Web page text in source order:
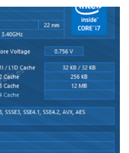
deciros que
los que no conocíais
una de las mejores para
del sistema. Desde
ASMDEMO, AIDA64